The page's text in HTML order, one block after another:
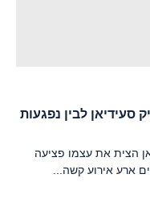
סעידיאן לבין נפגעות
הצית את עצמו פציעה
ארע אירוע קשה...